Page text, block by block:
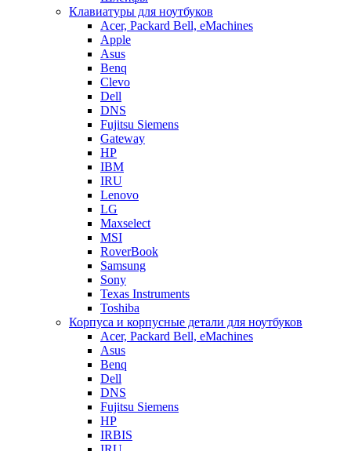
Клавиатуры для ноутбуков
Acer, Packard Bell, eMachines
Apple
Asus
Benq
Clevo
Dell
DNS
Fujitsu Siemens
Gateway
HP
IBM
IRU
Lenovo
LG
Maxselect
MSI
RoverBook
Samsung
Sony
Texas Instruments
Toshiba
Корпуса и корпусные детали для ноутбуков
Acer, Packard Bell, eMachines
Asus
Benq
Dell
DNS
Fujitsu Siemens
HP
IRBIS